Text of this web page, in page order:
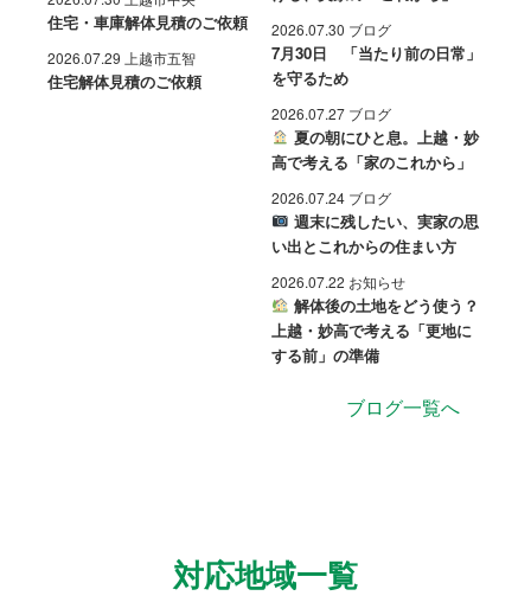
住宅・車庫解体見積のご依頼
2026.07.29 上越市五智
住宅解体見積のご依頼
2026.07.30 ブログ
7月30日 「当たり前の日常」
を守るため
2026.07.27 ブログ
夏の朝にひと息。上越・妙
高で考える「家のこれから」
2026.07.24 ブログ
週末に残したい、実家の思
い出とこれからの住まい方
2026.07.22 お知らせ
解体後の土地をどう使う？
上越・妙高で考える「更地に
する前」の準備
ブログ一覧へ
対応地域一覧